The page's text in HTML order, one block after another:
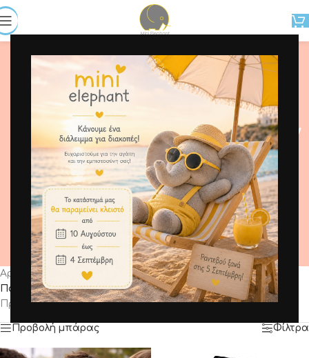
Πανωφόρια / Τζάκετ /
Ζακέτες
Αρχική σελίδα Junior αγόρι (6-12 ετών)
/
Πανωφόρια / Τζάκετ / Ζακέτες
Προβάλλονται όλα - 9 αποτελέσματα
Προβολή μπάρας Φίλτρα